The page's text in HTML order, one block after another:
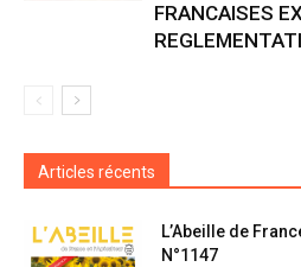
FRANCAISES
Articles récents
L’Abeille de
N°1147